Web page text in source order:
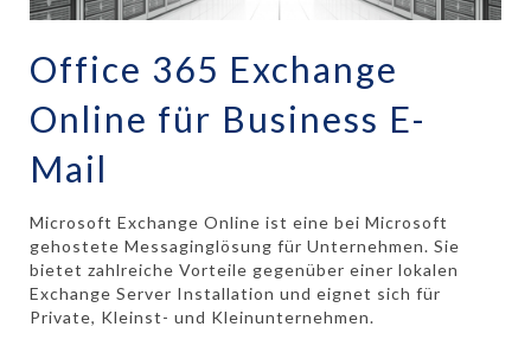
Office 365 Exchange
Online für Business E-
Mail
Microsoft Exchange Online ist eine bei Microsoft
gehostete Messaginglösung für Unternehmen. Sie
bietet zahlreiche Vorteile gegenüber einer lokalen
Exchange Server Installation und eignet sich für
Private, Kleinst- und Kleinunternehmen.